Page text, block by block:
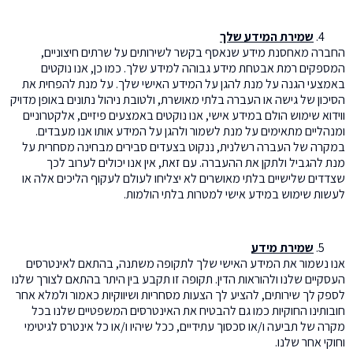
שמירת המידע שלך
החברה מאחסנת מידע שנאסף בקשר לשירותים על שרתים חיצוניים,
המספקים רמת אבטחת מידע גבוהה למידע שלך. כמו כן, אנו נוקטים
באמצעי הגנה על מנת להגן על המידע האישי שלך. על מנת להפחית את
הסיכון של גישה או העברה בלתי מאושרת, ולטובת ניהול נתונים באופן מדויק
ווידוא שימוש הולם במידע אישי, אנו נוקטים באמצעים פיזיים, אלקטרוניים
ומנהליים מתאימים על מנת לשמור ולהגן על המידע אותו אנו מעבדים.
במקרה של העברה רשלנית, ננקוט בצעדים סבירים מבחינה מסחרית על
מנת להגביל ולתקן את ההעברה. עם זאת, אין אנו יכולים לערוב לכך
שצדדים שלישיים בלתי מאושרים לא יצליחו לעולם לעקוף הליכים אלה או
לעשות שימוש במידע אישי למטרות בלתי הולמות.
שמירת מידע
אנו נשמור את המידע האישי שלך לתקופה משתנה, בהתאם לאינטרסים
העסקיים שלנו ולהוראות הדין. תקופה זו תקבע בין היתר בהתאם לצורך שלנו
לספק לך שירותים, להציע לך הצעות מסחריות ושיווקיות כאמור ולמלא אחר
חובותינו החוקיות כמו גם להבטיח את האינטרסים המשפטיים שלנו בכל
מקרה של תביעה ו/או סכסוך עתידיים, ככל שיהיו ו/או כל אינטרס לגיטימי
וחוקי אחר שלנו.